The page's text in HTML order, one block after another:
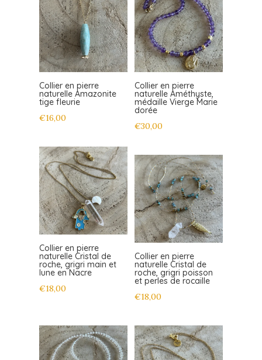
Collier en pierre
naturelle Amazonite
tige fleurie
€16,00
Collier en pierre
naturelle Améthyste,
médaille Vierge Marie
dorée
€30,00
Collier en pierre
naturelle Cristal de
roche, grigri main et
lune en Nacre
€18,00
Collier en pierre
naturelle Cristal de
roche, grigri poisson
et perles de rocaille
€18,00